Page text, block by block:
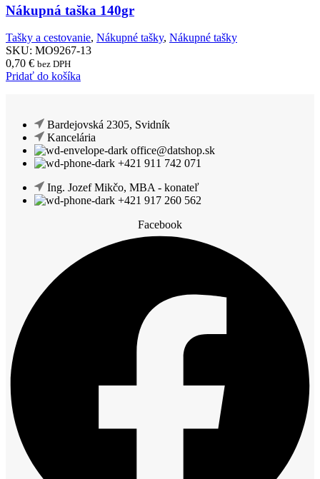
variantov.
Možnosti
si
môžete
na
stránke
Nákupná taška 140gr
Tašky a cestovanie, Nákupné tašky, Nákupné tašky
SKU: MO9267-13
0,70 € bez DPH
Pridať do košíka
Bardejovská 2305, Svidník
Kancelária
office@datshop.sk
+421 911 742 071
Ing. Jozef Mikčo, MBA - konateľ
+421 917 260 562
Facebook